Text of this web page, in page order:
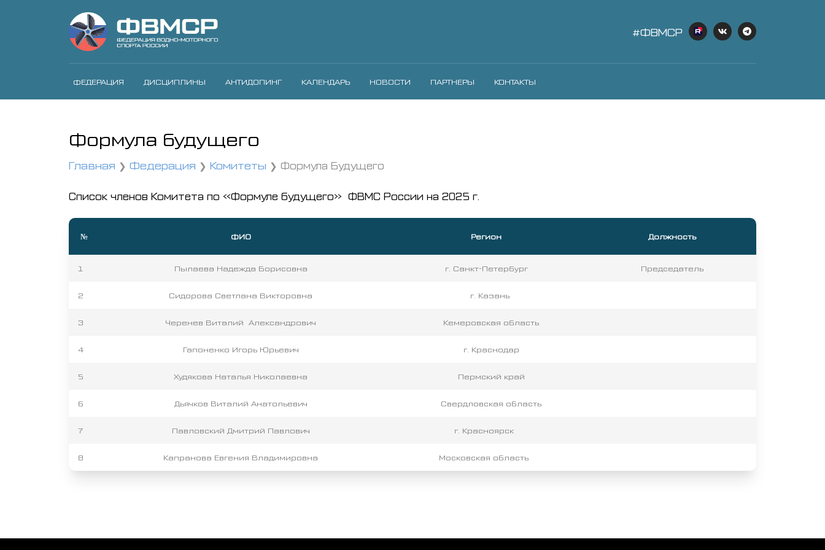
#ФВМСР
ФЕДЕРАЦИЯ ДИСЦИПЛИНЫ АНТИДОПИНГ КАЛЕНДАРЬ НОВОСТИ ПАРТНЕРЫ КОНТАКТЫ
Формула будущего
Главная Федерация Комитеты Формула Будущего
Список членов Комитета по «Формуле будущего» ФВМС России на 2025 г.
№ ФИО Регион Должность
1 Пылаева Надежда Борисовна г. Санкт-Петербург Председатель
2 Сидорова Светлана Викторовна г. Казань
3 Черенев Виталий Александрович Кемеровская область
4 Гапоненко Игорь Юрьевич г. Краснодар
5 Худякова Наталья Николаевна Пермский край
6 Дьячков Виталий Анатольевич Свердловская область
7 Павловский Дмитрий Павлович г. Красноярск
8 Капранова Евгения Владимировна Московская область